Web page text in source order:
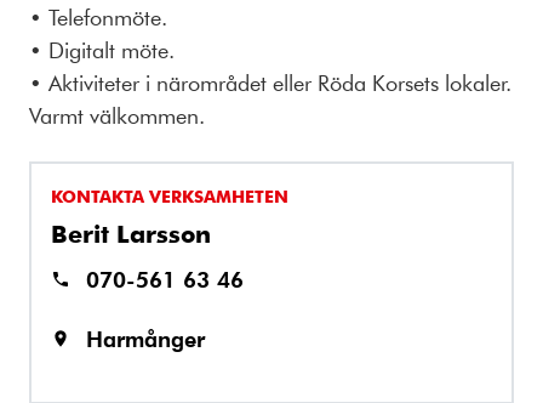
• Telefonmöte.
• Digitalt möte.
• Aktiviteter i närområdet eller Röda Korsets lokaler.
Varmt välkommen.
KONTAKTA VERKSAMHETEN
Berit Larsson
070-561 63 46
Harmånger